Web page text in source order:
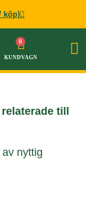
köp)
KUNDVAGN
till
nyttig